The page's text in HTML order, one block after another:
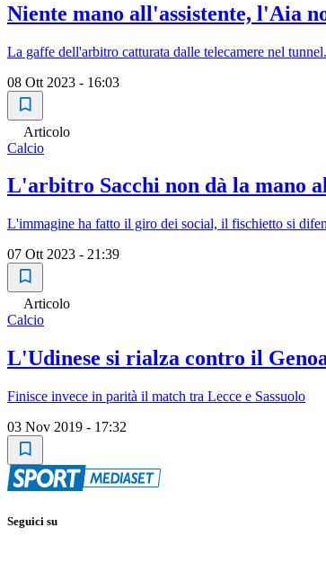
Niente mano all'assistente, l'Aia
La gaffe dell'arbitro catturata dalle telecamere nel
08 Ott 2023 - 16:03
Articolo
Calcio
L'arbitro Sacchi non dà la mano
L'immagine ha fatto il giro dei social, il fischietto si
07 Ott 2023 - 21:39
Articolo
Calcio
L'Udinese si rialza contro il
Finisce invece in parità il match tra Lecce e Sassuolo
03 Nov 2019 - 17:32
Seguici su